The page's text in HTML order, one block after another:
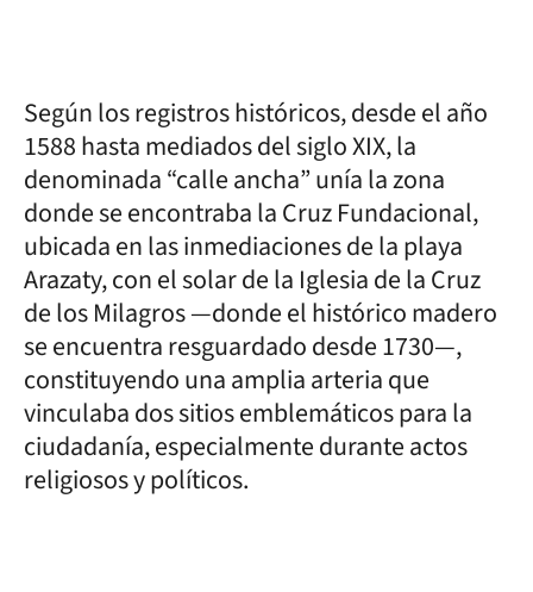
Según los registros históricos, desde el año
1588 hasta mediados del siglo XIX, la
denominada “calle ancha” unía la zona
donde se encontraba la Cruz Fundacional,
ubicada en las inmediaciones de la playa
Arazaty, con el solar de la Iglesia de la Cruz
de los Milagros —donde el histórico madero
se encuentra resguardado desde 1730—,
constituyendo una amplia arteria que
vinculaba dos sitios emblemáticos para la
ciudadanía, especialmente durante actos
religiosos y políticos.